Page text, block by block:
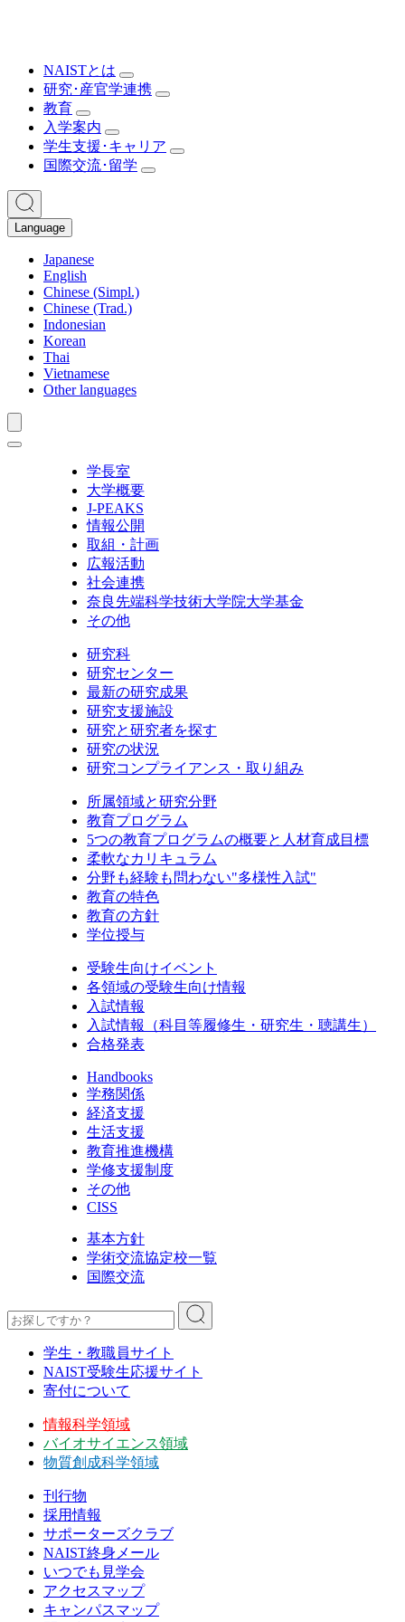
NAISTとは
研究･産官学連携
教育
入学案内
学生支援･キャリア
国際交流･留学
Language
Japanese
English
Chinese (Simpl.)
Chinese (Trad.)
Indonesian
Korean
Thai
Vietnamese
Other languages
学長室
大学概要
J-PEAKS
情報公開
取組・計画
広報活動
社会連携
奈良先端科学技術大学院大学基金
その他
研究科
研究センター
最新の研究成果
研究支援施設
研究と研究者を探す
研究の状況
研究コンプライアンス・取り組み
所属領域と研究分野
教育プログラム
5つの教育プログラムの概要と人材育成目標
柔軟なカリキュラム
分野も経験も問わない"多様性入試"
教育の特色
教育の方針
学位授与
受験生向けイベント
各領域の受験生向け情報
入試情報
入試情報（科目等履修生・研究生・聴講生）
合格発表
Handbooks
学務関係
経済支援
生活支援
教育推進機構
学修支援制度
その他
CISS
基本方針
学術交流協定校一覧
国際交流
学生・教職員サイト
NAIST受験生応援サイト
寄付について
情報科学領域
バイオサイエンス領域
物質創成科学領域
刊行物
採用情報
サポーターズクラブ
NAIST終身メール
いつでも見学会
アクセスマップ
キャンパスマップ